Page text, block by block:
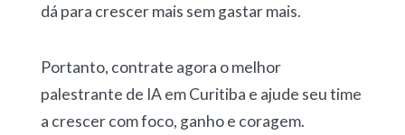
dá para crescer mais sem gastar mais.
Portanto, contrate agora o melhor
palestrante de IA em Curitiba e ajude seu time
a crescer com foco, ganho e coragem.